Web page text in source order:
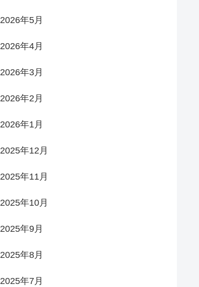
2026年5月
2026年4月
2026年3月
2026年2月
2026年1月
2025年12月
2025年11月
2025年10月
2025年9月
2025年8月
2025年7月